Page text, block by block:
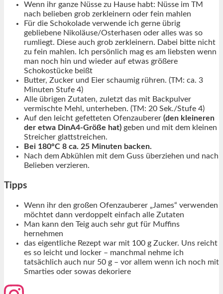
Wenn ihr ganze Nüsse zu Hause habt: Nüsse im TM
nach belieben grob zerkleinern oder fein mahlen
Für die Schokolade verwende ich gerne übrig
gebliebene Nikoläuse/Osterhasen oder alles was so
rumliegt. Diese auch grob zerkleinern. Dabei bitte nicht
zu fein mahlen. Ich persönlich mag es am liebsten wenn
man noch hin und wieder auf etwas größere
Schokostücke beißt
Butter, Zucker und Eier schaumig rühren. (TM: ca. 3
Minuten Stufe 4)
Alle übrigen Zutaten, zuletzt das mit Backpulver
vermischte Mehl, unterheben. (TM: 20 Sek./Stufe 4)
Auf den leicht gefetteten Ofenzauberer (den kleineren
der etwa DinA4-Größe hat) geben und mit dem kleinen
Streicher glattstreichen.
Bei 180°C 8 ca. 25 Minuten backen.
Nach dem Abkühlen mit dem Guss überziehen und nach
Belieben verzieren.
Tipps
Wenn ihr den großen Ofenzauberer „James“ verwenden
möchtet dann verdoppelt einfach alle Zutaten
Man kann den Teig auch sehr gut für Muffins
hernehmen
das eigentliche Rezept war mit 100 g Zucker. Uns reicht
es so leicht und locker – manchmal nehme ich
tatsächlich auch nur 50 g – vor allem wenn ich noch mit
Smarties oder sowas dekoriere